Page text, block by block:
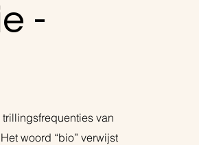
-
van
woord “bio” verwijst